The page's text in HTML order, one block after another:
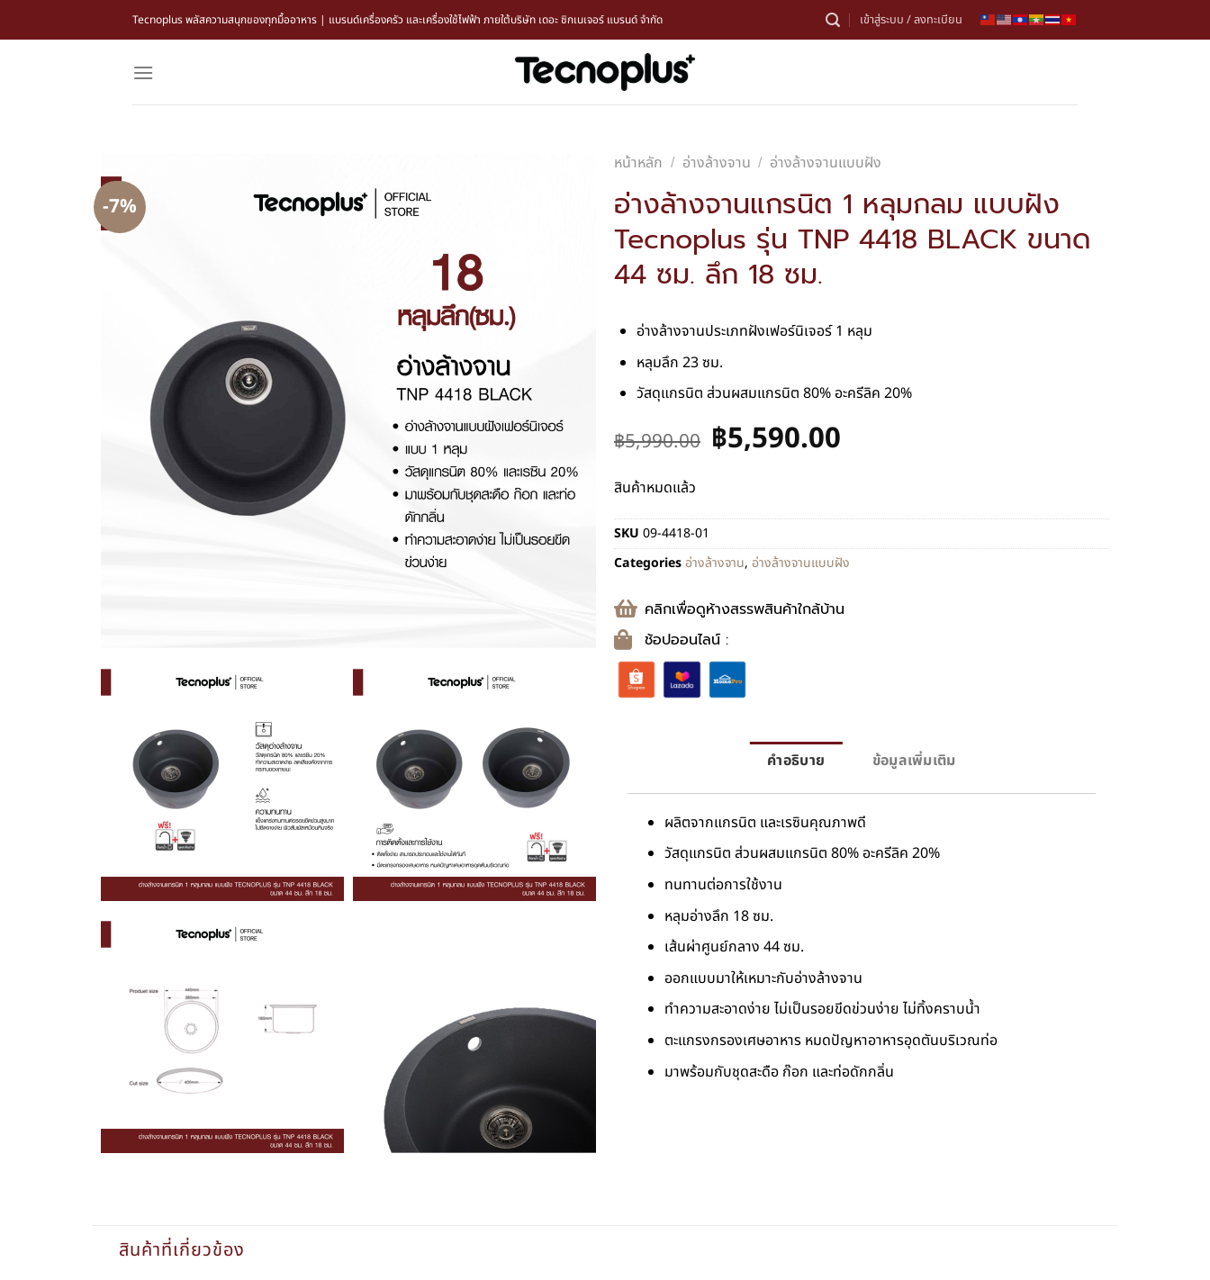
Tecnoplus พลัสความสนุกของทุกมื้ออาหาร | แบรนด์เครื่องครัว และเครื่องใช้ไฟฟ้า ภายใต้บริษัท เดอะ ซิกเนเจอร์ แบรนด์ จำกัด เข้าสู่ระบบ / ลงทะเบียน
-7%
-7%
หน้าหลัก / อ่างล้างจาน / อ่างล้างจานแบบฝัง
อ่างล้างจานแกรนิต 1 หลุมกลม แบบฝัง
Tecnoplus รุ่น TNP 4418 BLACK ขนาด
44 ซม. ลึก 18 ซม.
อ่างล้างจานประเภทฝังเฟอร์นิเจอร์ 1 หลุม
หลุมลึก 23 ซม.
วัสดุแกรนิต ส่วนผสมแกรนิต 80% อะครีลิค 20%
฿5,990.00 ฿5,590.00
สินค้าหมดแล้ว
SKU 09-4418-01
Categories อ่างล้างจาน, อ่างล้างจานแบบฝัง
คลิกเพื่อดูห้างสรรพสินค้าใกล้บ้าน
ช้อปออนไลน์ :
คำอธิบาย ข้อมูลเพิ่มเติม
ผลิตจากแกรนิต และเรซินคุณภาพดี
วัสดุแกรนิต ส่วนผสมแกรนิต 80% อะครีลิค 20%
ทนทานต่อการใช้งาน
หลุมอ่างลึก 18 ซม.
เส้นผ่าศูนย์กลาง 44 ซม.
ออกแบบมาให้เหมาะกับอ่างล้างจาน
ทำความสะอาดง่าย ไม่เป็นรอยขีดข่วนง่าย ไม่ทิ้งคราบน้ำ
ตะแกรงกรองเศษอาหาร หมดปัญหาอาหารอุดตันบริเวณท่อ
มาพร้อมกับชุดสะดือ ก๊อก และท่อดักกลิ่น
สินค้าที่เกี่ยวข้อง